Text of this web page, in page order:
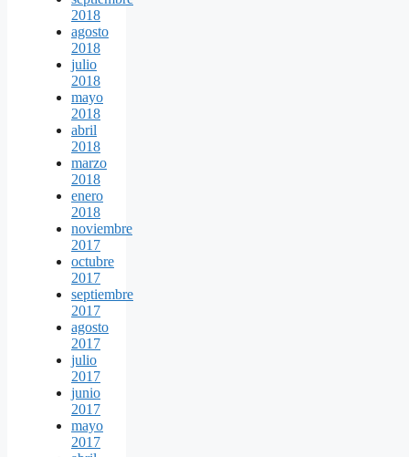
2018
agosto
2018
julio
2018
mayo
2018
abril
2018
marzo
2018
enero
2018
noviembre
2017
octubre
2017
septiembre
2017
agosto
2017
julio
2017
junio
2017
mayo
2017